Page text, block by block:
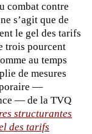
combat contre
s’agit que de
le gel des tarifs
trois pourcent
au temps
de mesures
—
— de la TVQ
structurantes
des tarifs